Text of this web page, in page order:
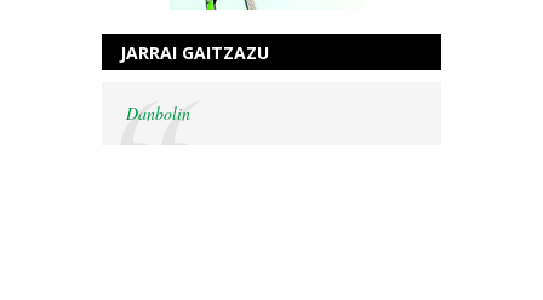
JARRAI GAITZAZU
Danbolin